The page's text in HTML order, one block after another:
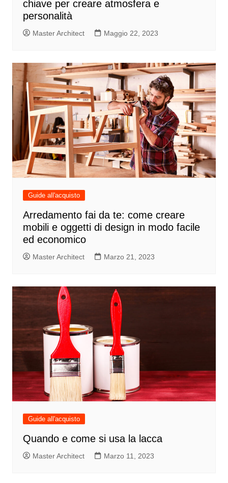
chiave per creare atmosfera e
personalità
Master Architect Maggio 22, 2023
Guide all'acquisto
Arredamento fai da te: come creare
mobili e oggetti di design in modo facile
ed economico
Master Architect Marzo 21, 2023
Guide all'acquisto
Quando e come si usa la lacca
Master Architect Marzo 11, 2023